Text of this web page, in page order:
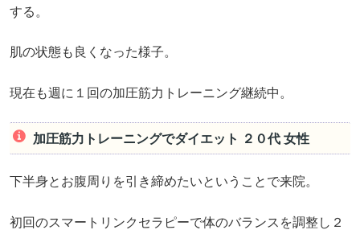
する。
肌の状態も良くなった様子。
現在も週に１回の加圧筋力トレーニング継続中。
加圧筋力トレーニングでダイエット ２０代 女性
下半身とお腹周りを引き締めたいということで来院。
初回のスマートリンクセラピーで体のバランスを調整し２